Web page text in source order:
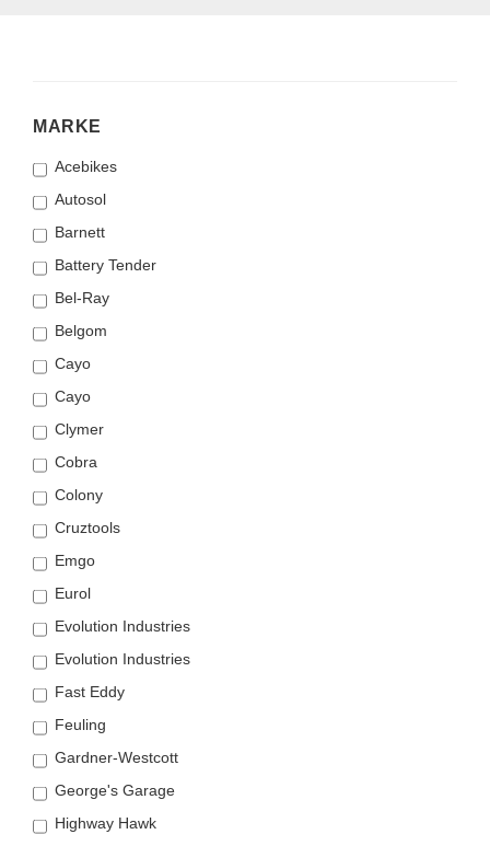
MARKE
MARKE
Acebikes
Autosol
Barnett
Battery Tender
Bel-Ray
Belgom
Cayo
Cayo
Clymer
Cobra
Colony
Cruztools
Emgo
Eurol
Evolution Industries
Evolution Industries
Fast Eddy
Feuling
Gardner-Westcott
George's Garage
Highway Hawk